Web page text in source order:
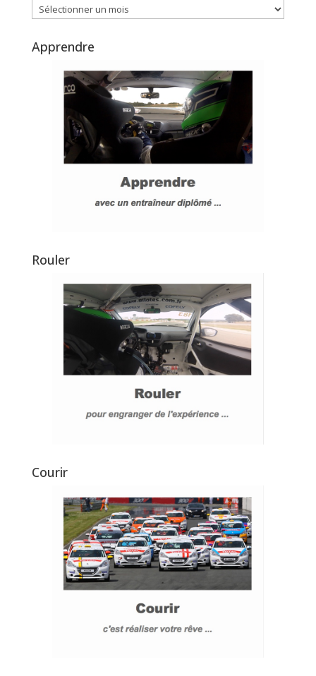
Archives
Apprendre
Rouler
Courir